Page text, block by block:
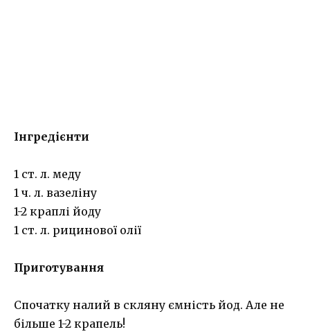
Інгредієнти
1 ст. л. меду
1 ч. л. вазеліну
1-2 краплі йоду
1 ст. л. рицинової олії
Приготування
Спочатку налий в скляну ємність йод. Але не
більше 1-2 крапель!